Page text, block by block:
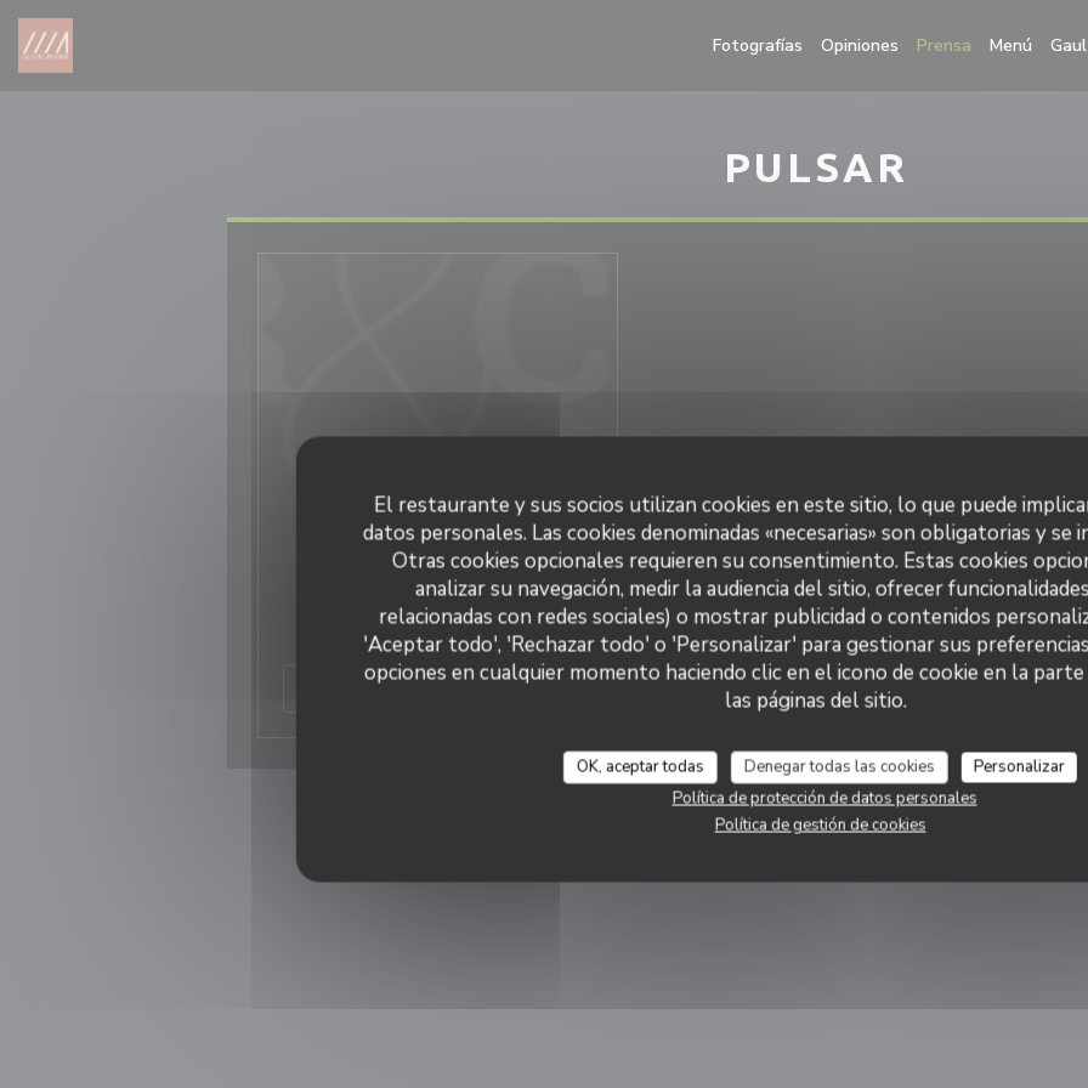
Personalización de sus opciones de cookies
El restaurante y sus socios utilizan cookies en este sitio, lo que puede
datos personales. Las cookies denominadas «necesarias» son obligatorias y
Otras cookies opcionales requieren su consentimiento. Estas cookies
analizar su navegación, medir la audiencia del sitio, ofrecer
relacionadas con redes sociales) o mostrar publicidad o contenidos
'Aceptar todo', 'Rechazar todo' o 'Personalizar' para gestionar sus
opciones en cualquier momento haciendo clic en el icono de cookie en la
las páginas del sitio.
OK, aceptar todas Denegar todas las cookies
Personalizar
Política de protección de datos personales
Política de gestión de cookies
Fotografías Opiniones Prensa Menú
PULSAR
11/12/2023
Loir et Cher Info
Présentation de la crêperie. Article
signé Anne Sarazin
((abre en una nueva ventana))